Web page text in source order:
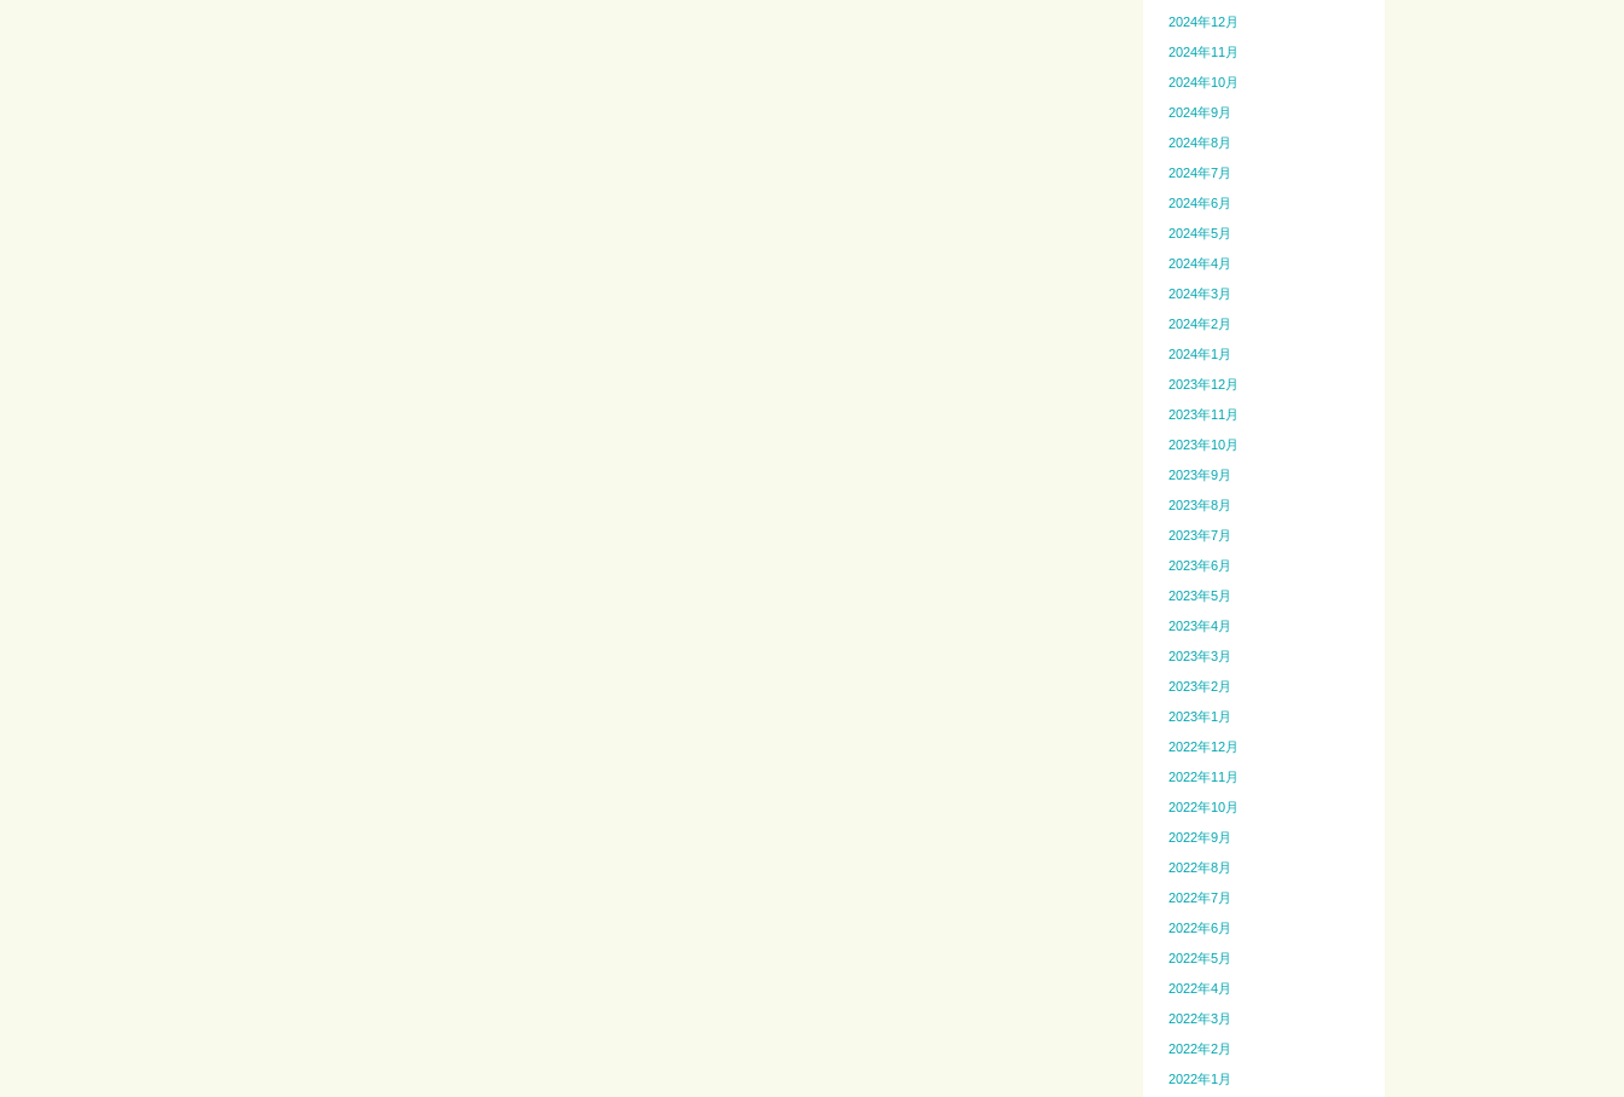
2024年12月
2024年11月
2024年10月
2024年9月
2024年8月
2024年7月
2024年6月
2024年5月
2024年4月
2024年3月
2024年2月
2024年1月
2023年12月
2023年11月
2023年10月
2023年9月
2023年8月
2023年7月
2023年6月
2023年5月
2023年4月
2023年3月
2023年2月
2023年1月
2022年12月
2022年11月
2022年10月
2022年9月
2022年8月
2022年7月
2022年6月
2022年5月
2022年4月
2022年3月
2022年2月
2022年1月